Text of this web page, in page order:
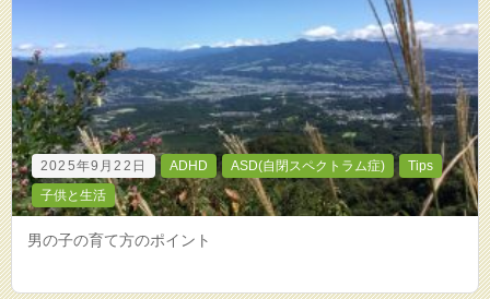
2025年9月22日 ADHD ASD(自閉スペクトラム症)
Tips
子供と生活
男の子の育て方のポイント